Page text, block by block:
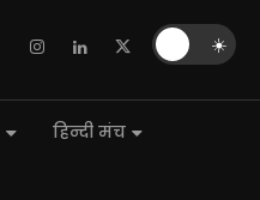
हिन्दी मंच
☀️